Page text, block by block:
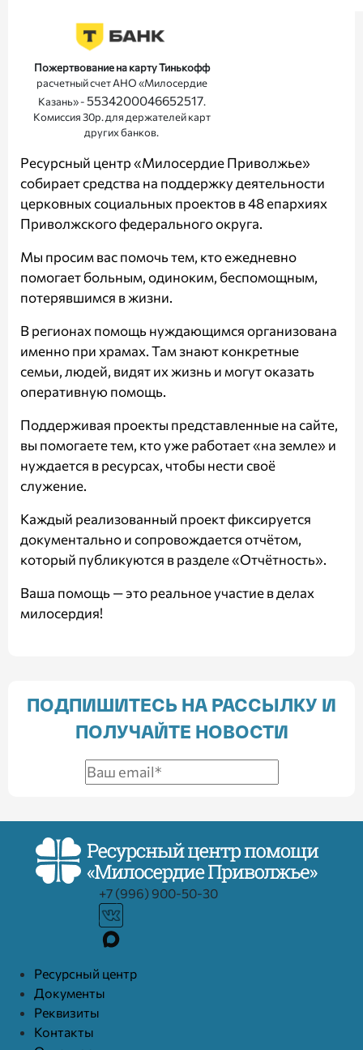
Пожертвование на карту Тинькофф
расчетный счет АНО «Милосердие
Казань» -5534200046652517.
Комиссия 30р. для держателей карт
других банков.
Ресурсный центр «Милосердие Приволжье»
собирает средства на поддержку деятельности
церковных социальных проектов в 48 епархиях
Приволжского федерального округа.
Мы просим вас помочь тем, кто ежедневно
помогает больным, одиноким, беспомощным,
потерявшимся в жизни.
В регионах помощь нуждающимся организована
именно при храмах. Там знают конкретные
семьи, людей, видят их жизнь и могут оказать
оперативную помощь.
Поддерживая проекты представленные на сайте,
вы помогаете тем, кто уже работает «на земле» и
нуждается в ресурсах, чтобы нести своё
служение.
Каждый реализованный проект фиксируется
документально и сопровождается отчётом,
который публикуются в разделе«Отчётность».
Ваша помощь — это реальное участие в делах
милосердия!
ПОДПИШИТЕСЬ НА РАССЫЛКУ И
ПОЛУЧАЙТЕ НОВОСТИ
+7 (996) 900-50-30
Ресурcный центр
Документы
Реквизиты
Контакты